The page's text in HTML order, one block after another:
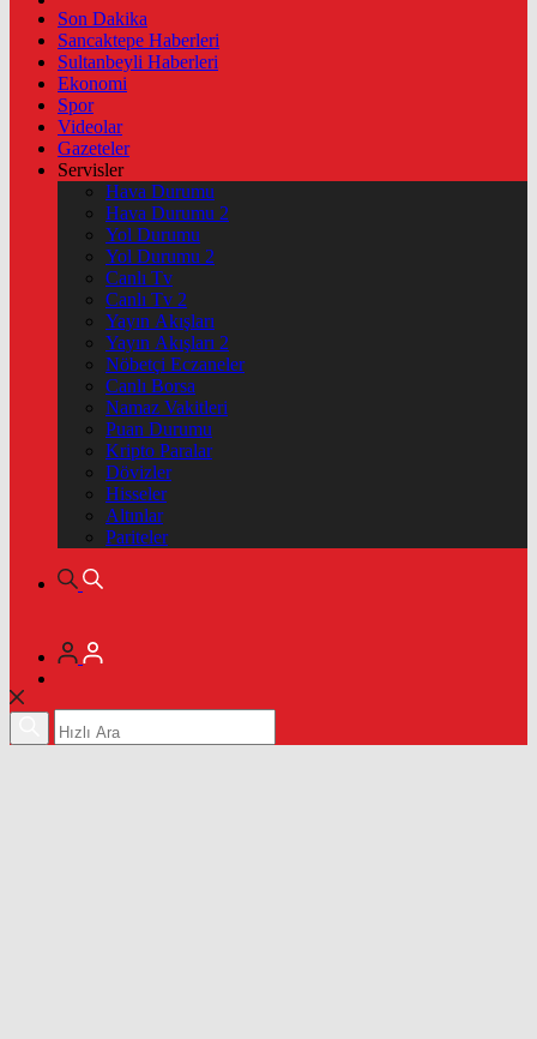
Son Dakika
Sancaktepe Haberleri
Sultanbeyli Haberleri
Ekonomi
Spor
Videolar
Gazeteler
Servisler
Hava Durumu
Hava Durumu 2
Yol Durumu
Yol Durumu 2
Canlı Tv
Canlı Tv 2
Yayın Akışları
Yayın Akışları 2
Nöbetçi Eczaneler
Canlı Borsa
Namaz Vakitleri
Puan Durumu
Kripto Paralar
Dövizler
Hisseler
Altınlar
Pariteler